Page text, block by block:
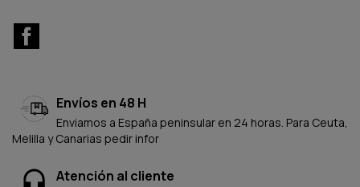
Envíos en 48 H
Enviamos a España peninsular en 24 horas. Para Ceuta,
Melilla y Canarias pedir infor
Atención al cliente